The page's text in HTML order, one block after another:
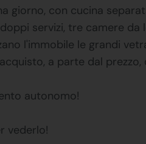
giorno, con cucina
servizi, tre camere da
l'immobile le grandi
a parte dal
autonomo!
vederlo!